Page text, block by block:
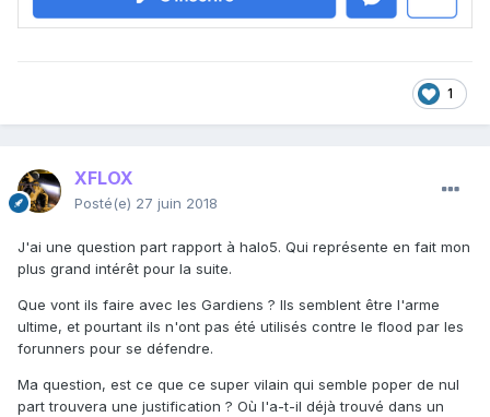
1
XFLOX
Posté(e) 27 juin 2018
J'ai une question part rapport à halo5. Qui représente en fait mon
plus grand intérêt pour la suite.
Que vont ils faire avec les Gardiens ? Ils semblent être l'arme
ultime, et pourtant ils n'ont pas été utilisés contre le flood par les
forunners pour se défendre.
Ma question, est ce que ce super vilain qui semble poper de nul
part trouvera une justification ? Où l'a-t-il déjà trouvé dans un